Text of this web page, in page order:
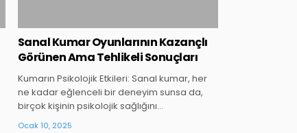
Sanal Kumar Oyunlarının Kazançlı
Görünen Ama Tehlikeli Sonuçları
Kumarın Psikolojik Etkileri: Sanal kumar, her
ne kadar eğlenceli bir deneyim sunsa da,
birçok kişinin psikolojik sağlığını…
Ocak 10, 2025